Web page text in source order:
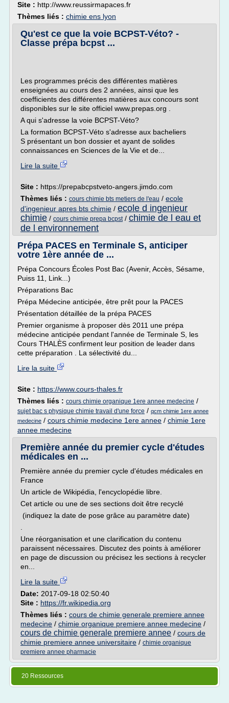
Site : http://www.reussirmapaces.fr
Thèmes liés : chimie ens lyon
Qu'est ce que la voie BCPST-Véto? -
Classe prépa bcpst ...
Les programmes précis des différentes matières
enseignées au cours des 2 années, ainsi que les
coefficients des différentes matières aux concours sont
disponibles sur le site officiel www.prepas.org .
A qui s'adresse la voie BCPST-Véto?
La formation BCPST-Véto s'adresse aux bacheliers
S présentant un bon dossier et ayant de solides
connaissances en Sciences de la Vie et de...
Lire la suite
Site : https://prepabcpstveto-angers.jimdo.com
Thèmes liés : cours chimie bts metiers de l'eau / ecole
d'ingenieur apres bts chimie / ecole d ingenieur
chimie / cours chimie prepa bcpst/ chimie de l eau et
de l environnement
Prépa PACES en Terminale S, anticiper
votre 1ère année de ...
Prépa Concours Écoles Post Bac (Avenir, Accès, Sésame,
Puiss 11, Link...)
Préparations Bac
Prépa Médecine anticipée, être prêt pour la PACES
Présentation détaillée de la prépa PACES
Premier organisme à proposer dès 2011 une prépa
médecine anticipée pendant l'année de Terminale S, les
Cours THALÈS confirment leur position de leader dans
cette préparation . La sélectivité du...
Lire la suite
Site : https://www.cours-thales.fr
Thèmes liés : cours chimie organique 1ere annee medecine /
sujet bac s physique chimie travail d'une force / qcm chimie 1ere annee
medecine / cours chimie medecine 1ere annee / chimie 1ere
annee medecine
Première année du premier cycle d'études
médicales en ...
Première année du premier cycle d'études médicales en
France
Un article de Wikipédia, l'encyclopédie libre.
Cet article ou une de ses sections doit être recyclé
(indiquez la date de pose grâce au paramètre date)
Une réorganisation et une clarification du contenu
paraissent nécessaires. Discutez des points à améliorer
en page de discussion ou précisez les sections à recycler
en...
Lire la suite
Date: 2017-09-18 02:50:40
Site : https://fr.wikipedia.org
Thèmes liés : cours de chimie generale premiere annee
medecine / chimie organique premiere annee medecine /
cours de chimie generale premiere annee / cours de
chimie premiere annee universitaire / chimie organique
premiere annee pharmacie
20 Ressources